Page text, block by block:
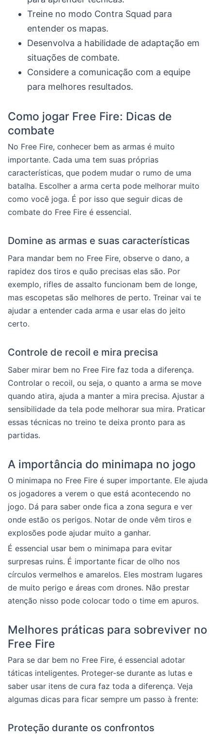
Treine no modo Contra Squad para
entender os mapas.
Desenvolva a habilidade de adaptação em
situações de combate.
Considere a comunicação com a equipe
para melhores resultados.
Como jogar Free Fire: Dicas de
combate
No Free Fire, conhecer bem as armas é muito
importante. Cada uma tem suas próprias
características, que podem mudar o rumo de uma
batalha. Escolher a arma certa pode melhorar muito
como você joga. É por isso que seguir dicas de
combate do Free Fire é essencial.
Domine as armas e suas características
Para mandar bem no Free Fire, observe o dano, a
rapidez dos tiros e quão precisas elas são. Por
exemplo, rifles de assalto funcionam bem de longe,
mas escopetas são melhores de perto. Treinar vai te
ajudar a entender cada arma e usar elas do jeito
certo.
Controle de recoil e mira precisa
Saber mirar bem no Free Fire faz toda a diferença.
Controlar o recoil, ou seja, o quanto a arma se move
quando atira, ajuda a manter a mira precisa. Ajustar a
sensibilidade da tela pode melhorar sua mira. Praticar
essas técnicas no treino te deixa pronto para as
partidas.
A importância do minimapa no jogo
O minimapa no Free Fire é super importante. Ele ajuda
os jogadores a verem o que está acontecendo no
jogo. Dá para saber onde fica a zona segura e ver
onde estão os perigos. Notar de onde vêm tiros e
explosões pode ajudar muito a ganhar.
É essencial usar bem o minimapa para evitar
surpresas ruins. É importante ficar de olho nos
círculos vermelhos e amarelos. Eles mostram lugares
de muito perigo e áreas com drones. Não prestar
atenção nisso pode colocar todo o time em apuros.
Melhores práticas para sobreviver no
Free Fire
Para se dar bem no Free Fire, é essencial adotar
táticas inteligentes. Proteger-se durante as lutas e
saber usar itens de cura faz toda a diferença. Veja
algumas dicas para ficar sempre um passo à frente:
Proteção durante os confrontos